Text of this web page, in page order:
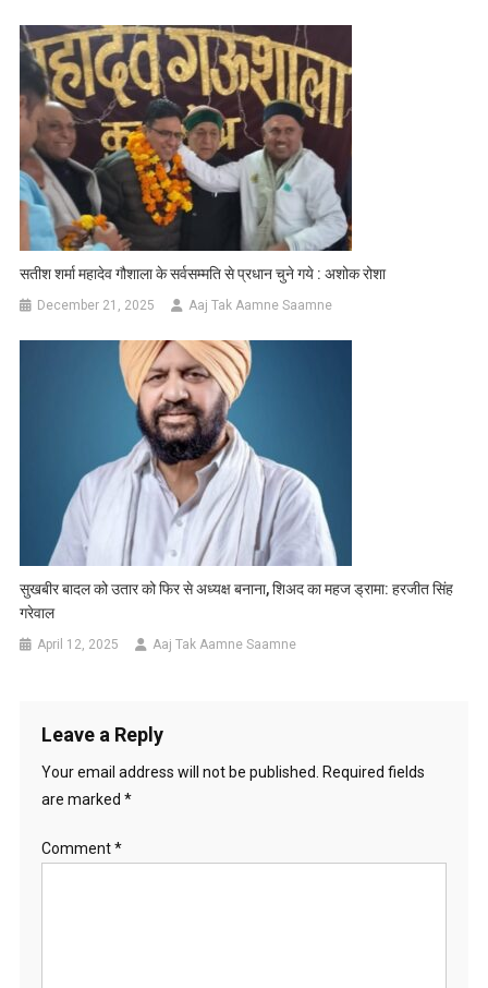
सतीश शर्मा महादेव गौशाला के सर्वसम्मति से प्रधान चुने गये : अशोक रोशा
December 21, 2025 Aaj Tak Aamne Saamne
सुखबीर बादल को उतार को फिर से अध्यक्ष बनाना, शिअद का महज ड्रामा: हरजीत सिंह
गरेवाल
April 12, 2025 Aaj Tak Aamne Saamne
Leave a Reply
Your email address will not be published.
Required fields
are marked *
Comment*